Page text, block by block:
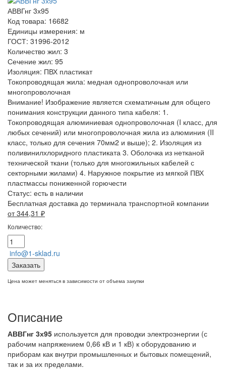
АВВГнг 3х95
Код товара: 16682
Единицы измерения: м
ГОСТ: 31996-2012
Количество жил: 3
Сечение жил: 95
Изоляция: ПВХ пластикат
Токопроводящая жила: медная однопроволочная или
многопроволочная
Внимание! Изображение является схематичным для общего
понимания конструкции данного типа кабеля: 1.
Токопроводящая алюминиевая однопроволочная (I класс, для
любых сечений) или многопроволочная жила из алюминия (II
класс, только для сечения 70мм2 и выше); 2. Изоляция из
поливинилхлоридного пластиката 3. Оболочка из нетканой
технической ткани (только для многожильных кабелей с
секторными жилами) 4. Наружное покрытие из мягкой ПВХ
пластмассы пониженной горючести
Статус: есть в наличии
Бесплатная доставка до терминала транспортной компании
от 344,31 ₽
Количество:
info@1-sklad.ru
Заказать
Цена может меняться в зависимости от объема закупки
Описание
АВВГнг 3х95 используется для проводки электроэнергии (с
рабочим напряжением 0,66 кВ и 1 кВ) к оборудованию и
приборам как внутри промышленных и бытовых помещений,
так и за их пределами.